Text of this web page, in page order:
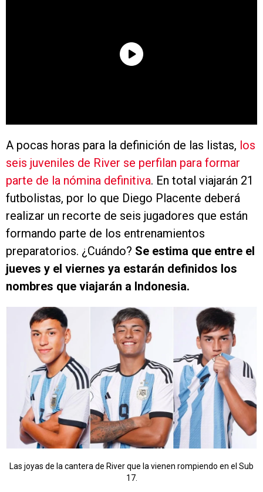
A pocas horas para la definición de las listas, los
seis juveniles de River se perfilan para formar
parte de la nómina definitiva. En total viajarán 21
futbolistas, por lo que Diego Placente deberá
realizar un recorte de seis jugadores que están
formando parte de los entrenamientos
preparatorios. ¿Cuándo? Se estima que entre el
jueves y el viernes ya estarán definidos los
nombres que viajarán a Indonesia.
Las joyas de la cantera de River que la vienen rompiendo en el Sub
17.